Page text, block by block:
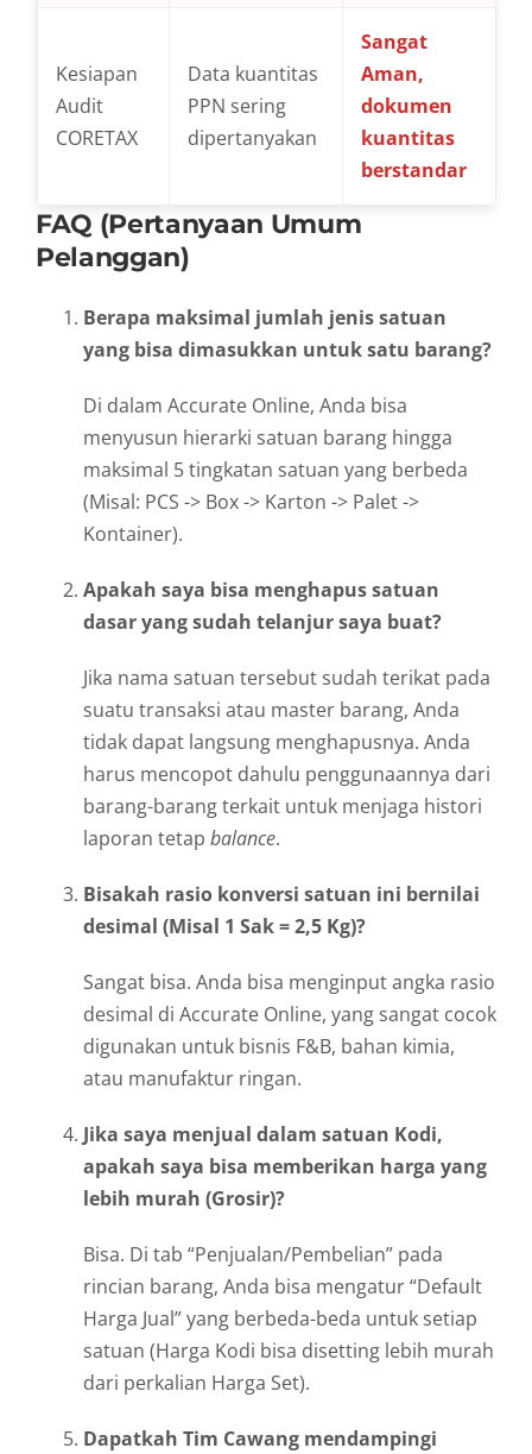
Kesiapan
Audit
CORETAX
Data kuantitas
PPN sering
dipertanyakan
Sangat
Aman,
dokumen
kuantitas
berstandar
FAQ (Pertanyaan Umum
Pelanggan)
Berapa maksimal jumlah jenis satuan
yang bisa dimasukkan untuk satu barang?
Di dalam Accurate Online, Anda bisa
menyusun hierarki satuan barang hingga
maksimal 5 tingkatan satuan yang berbeda
(Misal: PCS -> Box -> Karton -> Palet ->
Kontainer).
Apakah saya bisa menghapus satuan
dasar yang sudah telanjur saya buat?
Jika nama satuan tersebut sudah terikat pada
suatu transaksi atau master barang, Anda
tidak dapat langsung menghapusnya. Anda
harus mencopot dahulu penggunaannya dari
barang-barang terkait untuk menjaga histori
laporan tetap balance.
Bisakah rasio konversi satuan ini bernilai
desimal (Misal 1 Sak = 2,5 Kg)?
Sangat bisa. Anda bisa menginput angka rasio
desimal di Accurate Online, yang sangat cocok
digunakan untuk bisnis F&B, bahan kimia,
atau manufaktur ringan.
Jika saya menjual dalam satuan Kodi,
apakah saya bisa memberikan harga yang
lebih murah (Grosir)?
Bisa. Di tab “Penjualan/Pembelian” pada
rincian barang, Anda bisa mengatur “Default
Harga Jual” yang berbeda-beda untuk setiap
satuan (Harga Kodi bisa disetting lebih murah
dari perkalian Harga Set).
Dapatkah Tim Cawang mendampingi